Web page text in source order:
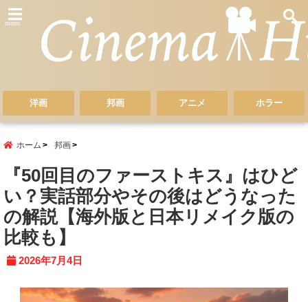
menu
洋画 邦画 アニメ ホラー
ホーム 邦画
『50回目のファーストキス』はひど
い？実話部分やその後はどうなった
の解説【海外版と日本リメイク版の
比較も】
2026年7月4日